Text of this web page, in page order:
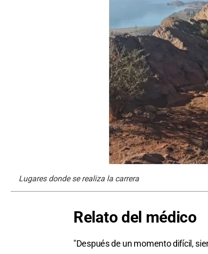
Lugares donde se realiza la carrera
Relato del médico
"Después de un momento difícil,